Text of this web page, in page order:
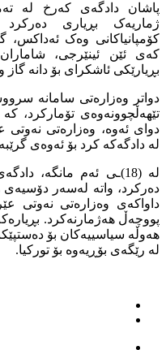
ژماریەک بڕیاری
کۆمپانیاکانی وەک ئەداکس،
کەی ئێن ئینێرجی،
بڕیارێکی ئاشکرای بۆ دانە
دواتر وەزارەتی سامانە
تێهەڵچوونەوەی تۆمارکرد،
دوای ئەوە، وەزارەتی نەوتی
لە دادگەکە کرد بۆ ئەوەی
دەرکرد، واتە لەسەر دۆسیەی
داواکەی وەزارەتی نەوتی
هەوڵە سیاسییەکان بۆ
لە رێگەی بۆڕیەوە بۆ تورکیا.